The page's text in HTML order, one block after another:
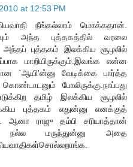
at 12:53 PM
நீங்கல்லாம் மொக்கதான்.
அந்த புத்தகத்தில் வரலை
அந்தப் புத்தகம் இலக்கிய சூழலில்
மாறியிருக்கும்.இவங்க என்ன
`ஆயி'ன்னு வேடிக்கை பார்த்த
போலிருக்கு.நாப்பது
தமிழ் இலக்கிய சூழலில்
புத்தகம் எதுன்னு எனக்குத்
ஆனா ராஜு தம்பி சரியாத்தான்
நல்ல மருந்துன்னு அதை